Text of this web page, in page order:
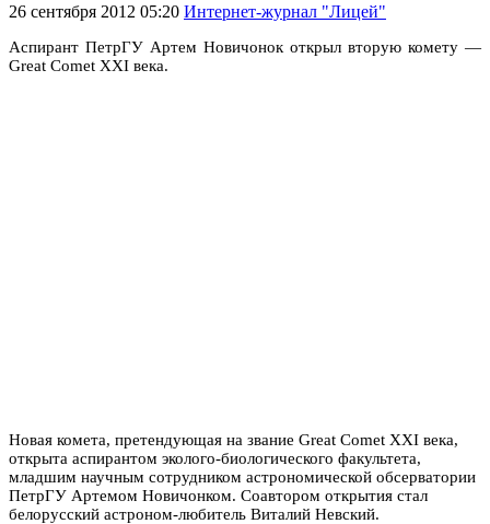
26 сентября 2012 05:20 Интернет-журнал "Лицей"
Аспирант ПетрГУ Артем Новичонок открыл вторую комету —
Great Comet XXI века.
Новая комета, претендующая на звание Great Comet XXI века,
открыта аспирантом эколого-биологического факультета,
младшим научным сотрудником астрономической обсерватории
ПетрГУ Артемом Новичонком. Соавтором открытия стал
белорусский астроном-любитель Виталий Невский.